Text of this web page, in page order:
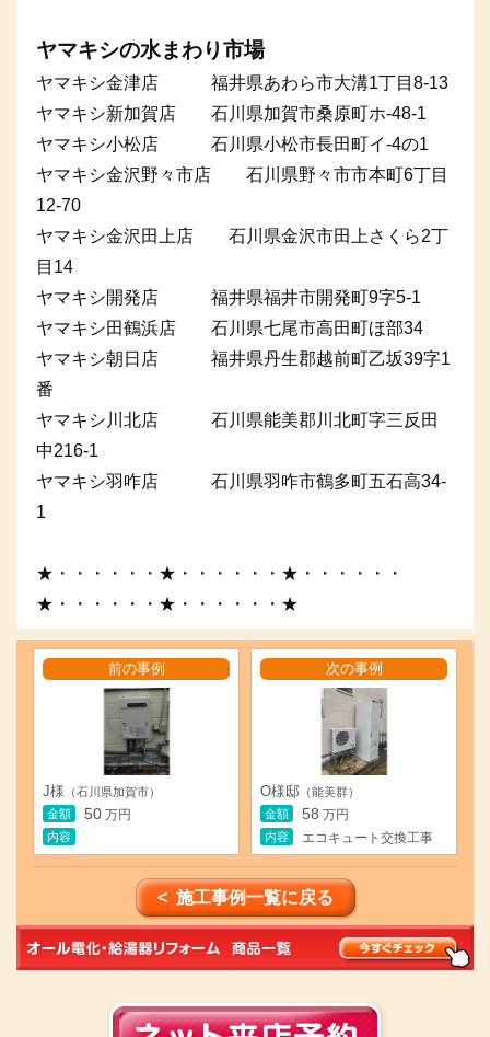
ヤマキシの水まわり市場
ヤマキシ金津店 福井県あわら市大溝1丁目8-13
ヤマキシ新加賀店 石川県加賀市桑原町ホ-48-1
ヤマキシ小松店 石川県小松市長田町イ-4の1
ヤマキシ金沢野々市店 石川県野々市市本町6丁目
12-70
ヤマキシ金沢田上店 石川県金沢市田上さくら2丁
目14
ヤマキシ開発店 福井県福井市開発町9字5-1
ヤマキシ田鶴浜店 石川県七尾市高田町ほ部34
ヤマキシ朝日店 福井県丹生郡越前町乙坂39字1
番
ヤマキシ川北店 石川県能美郡川北町字三反田
中216-1
ヤマキシ羽咋店 石川県羽咋市鶴多町五石高34-
1
★・・・・・・★・・・・・・★・・・・・・
★・・・・・・★・・・・・・★
前の事例
J様 （石川県加賀市）
金額
50 万円
内容
次の事例
O様邸 （能美群）
金額
58 万円
内容
エコキュート交換工事
< 施工事例一覧に戻る